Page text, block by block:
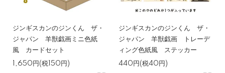
ジンギスカンのジンくん ザ・
ジャパン 羊獣戯画ミニ色紙
風 カードセット
1,650円(税150円)
ジンギスカンのジンくん ザ・
ジャパン 羊獣戯画 トレーデ
ィング色紙風 ステッカー
440円(税40円)